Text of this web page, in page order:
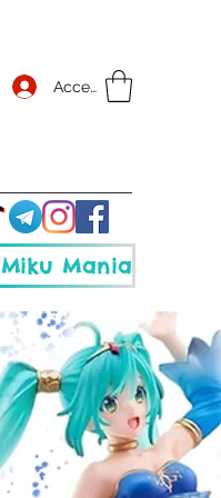
Accedi
Miku Mania